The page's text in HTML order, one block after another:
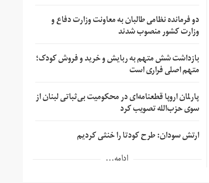
دو فرمانده نظامی طالبان به معاونت وزارت دفاع و
وزارت کشور منصوب شدند
بازداشت شش متهم به ربایش و خرید و فروش کودک؛
متهم اصلی فراری است
پارلمان اروپا قطعنامه‌ای در محکومیت بی‌ثباتی لبنان از
سوی حزب‌الله تصویب کرد
ارتش سودان: طرح کودتا را خنثی کردیم
ادامه...